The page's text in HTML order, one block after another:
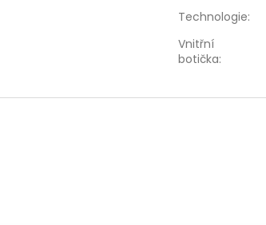
Technologie:
Vnitřní
botička: